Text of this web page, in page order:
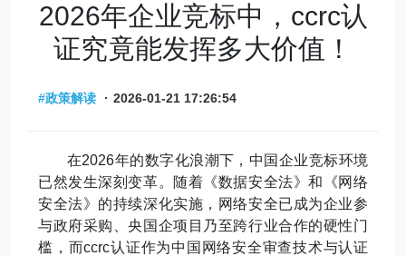
2026年企业竞标中，ccrc认
证究竟能发挥多大价值！
#政策解读 · 2026-01-21 17:26:54
在2026年的数字化浪潮下，中国企业竞标环境
已然发生深刻变革。随着《数据安全法》和《网络
安全法》的持续深化实施，网络安全已成为企业参
与政府采购、央国企项目乃至跨行业合作的硬性门
槛，而ccrc认证作为中国网络安全审查技术与认证